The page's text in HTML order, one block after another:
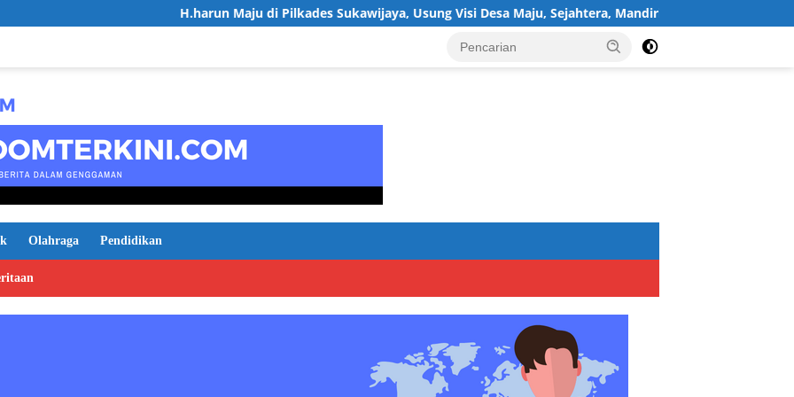
H.harun Maju di Pilkades Sukawijaya, Usung Visi Desa Maju, Sejahtera, Mandiri, dan Religius Bangun Sukawijaya
Olahraga Pendidikan